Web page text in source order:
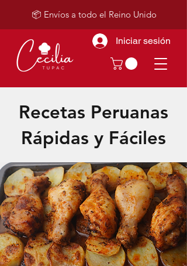
Iniciar sesión
📦 Envíos a todo el Reino Unido
Recetas Peruanas
Rápidas y Fáciles